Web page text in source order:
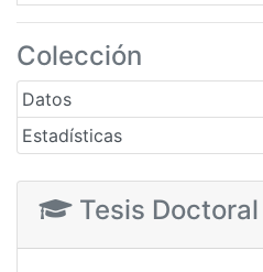
Colección
Datos
Estadísticas
Tesis Doctoral